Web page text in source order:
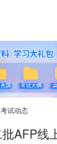
考试动态
AFP线